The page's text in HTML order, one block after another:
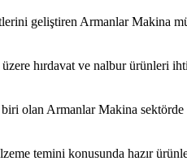
geliştiren Armanlar Makina
hırdavat ve nalbur ürünleri
olan Armanlar Makina sektörde
temini konusunda hazır